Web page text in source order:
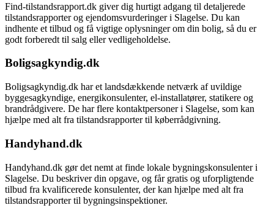
Find-tilstandsrapport.dk giver dig hurtigt adgang til detaljerede
tilstandsrapporter og ejendomsvurderinger i Slagelse. Du kan
indhente et tilbud og få vigtige oplysninger om din bolig, så du er
godt forberedt til salg eller vedligeholdelse.
Boligsagkyndig.dk
Boligsagkyndig.dk har et landsdækkende netværk af uvildige
byggesagkyndige, energikonsulenter, el-installatører, statikere og
brandrådgivere. De har flere kontaktpersoner i Slagelse, som kan
hjælpe med alt fra tilstandsrapporter til køberrådgivning.
Handyhand.dk
Handyhand.dk gør det nemt at finde lokale bygningskonsulenter i
Slagelse. Du beskriver din opgave, og får gratis og uforpligtende
tilbud fra kvalificerede konsulenter, der kan hjælpe med alt fra
tilstandsrapporter til bygningsinspektioner.